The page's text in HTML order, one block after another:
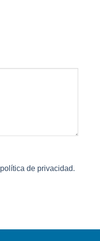
política de privacidad.